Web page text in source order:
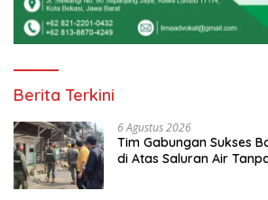
Berita Terkini
6 Agustus 2026
Tim Gabungan Sukses
di Atas Saluran Air